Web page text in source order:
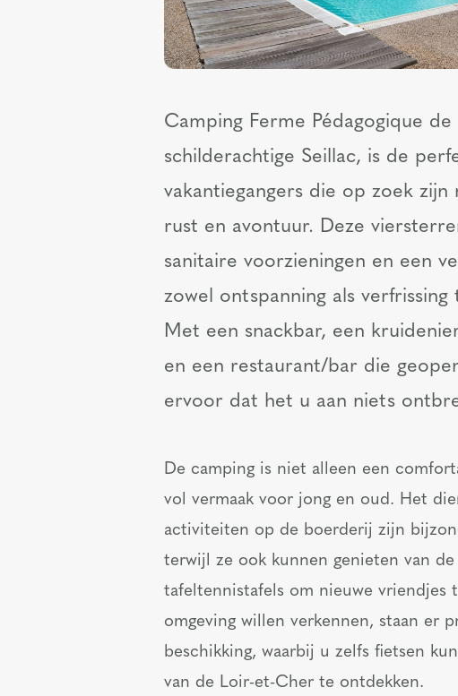
Camping Ferme Pédagogique
schilderachtige Seillac, is de
vakantiegangers die op zoek
rust en avontuur. Deze
sanitaire voorzieningen en een
zowel ontspanning als
Met een snackbar, een
en een restaurant/bar die
ervoor dat het u aan niets
De camping is niet alleen een
vol vermaak voor jong en oud. Het
activiteiten op de boerderij zijn
terwijl ze ook kunnen genieten van
tafeltennistafels om nieuwe vriendjes
omgeving willen verkennen, staan er
beschikking, waarbij u zelfs fietsen
van de Loir-et-Cher te ontdekken.